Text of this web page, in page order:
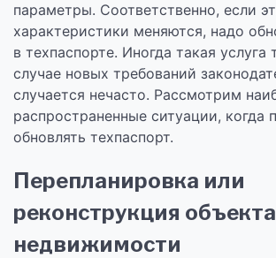
параметры. Соответственно, если
характеристики меняются, надо
в техпаспорте. Иногда такая услуга
случае новых требований
случается нечасто. Рассмотрим
распространенные ситуации, когда
обновлять техпаспорт.
Перепланировка или
реконструкция объекта
недвижимости